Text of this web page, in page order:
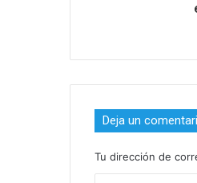
Deja un
Tu dirección de